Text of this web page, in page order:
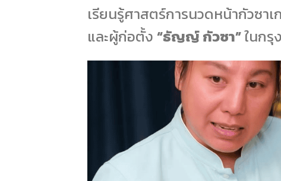
เรียนรู้ศาสตร์การนวดหน้ากัวซ
และผู้ก่อตั้ง “ธัญญ์ กัวซา”ในกรุ